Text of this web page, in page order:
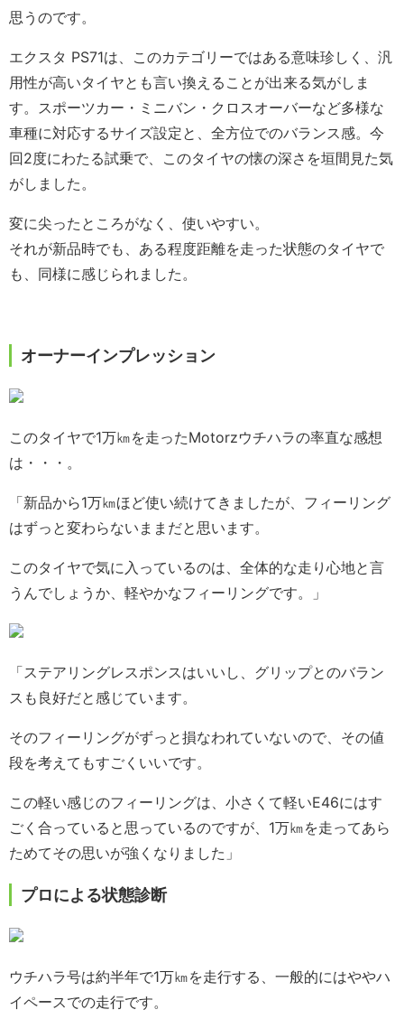
思うのです。
エクスタ PS71は、このカテゴリーではある意味珍しく、汎
用性が高いタイヤとも言い換えることが出来る気がしま
す。スポーツカー・ミニバン・クロスオーバーなど多様な
車種に対応するサイズ設定と、全方位でのバランス感。今
回2度にわたる試乗で、このタイヤの懐の深さを垣間見た気
がしました。
変に尖ったところがなく、使いやすい。
それが新品時でも、ある程度距離を走った状態のタイヤで
も、同様に感じられました。
オーナーインプレッション
このタイヤで1万㎞を走ったMotorzウチハラの率直な感想
は・・・。
「新品から1万㎞ほど使い続けてきましたが、フィーリング
はずっと変わらないままだと思います。
このタイヤで気に入っているのは、全体的な走り心地と言
うんでしょうか、軽やかなフィーリングです。」
「ステアリングレスポンスはいいし、グリップとのバラン
スも良好だと感じています。
そのフィーリングがずっと損なわれていないので、その値
段を考えてもすごくいいです。
この軽い感じのフィーリングは、小さくて軽いE46にはす
ごく合っていると思っているのですが、1万㎞を走ってあら
ためてその思いが強くなりました」
プロによる状態診断
ウチハラ号は約半年で1万㎞を走行する、一般的にはややハ
イペースでの走行です。